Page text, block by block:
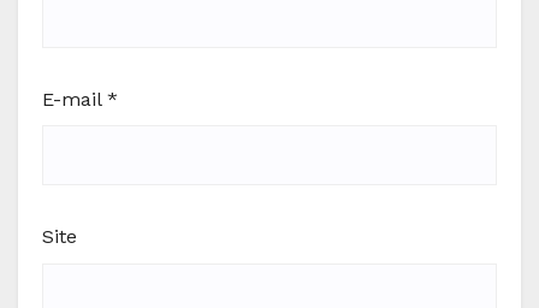
E-mail *
Site